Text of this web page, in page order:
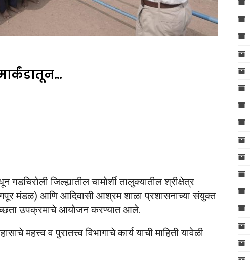
जिल्ह्यातील चामोर्शी तालुक्यातील श्रीक्षेत्र
मंडळ) आणि आदिवासी आश्रम शाळा प्रशासनाच्या संयुक्त
स्वच्छता उपक्रमाचे आयोजन करण्यात आले.
महत्त्व व पुरातत्त्व विभागाचे कार्य याची माहिती यावेळी